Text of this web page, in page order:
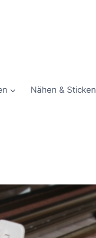
Nähen & Sticken